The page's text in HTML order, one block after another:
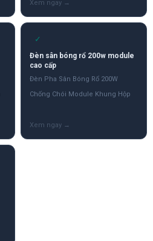
✓
Đèn sân bóng rổ 200w module
cao cấp
Đèn Pha Sân Bóng Rổ 200W
Chống Chói Module Khung Hộp